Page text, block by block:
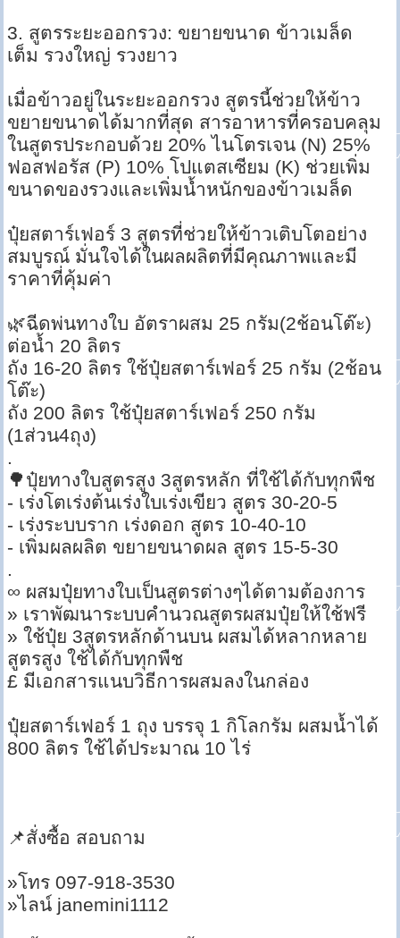
3. สูตรระยะออกรวง: ขยายขนาด ข้าวเมล็ด
เต็ม รวงใหญ่ รวงยาว
เมื่อข้าวอยู่ในระยะออกรวง สูตรนี้ช่วยให้ข้าว
ขยายขนาดได้มากที่สุด สารอาหารที่ครอบคลุม
ในสูตรประกอบด้วย 20% ไนโตรเจน (N) 25%
ฟอสฟอรัส (P) 10% โปแตสเซียม (K) ช่วยเพิ่ม
ขนาดของรวงและเพิ่มน้ำหนักของข้าวเมล็ด
ปุ๋ยสตาร์เฟอร์ 3 สูตรที่ช่วยให้ข้าวเติบโตอย่าง
สมบูรณ์ มั่นใจได้ในผลผลิตที่มีคุณภาพและมี
ราคาที่คุ้มค่า
🌿ฉีดพ่นทางใบ อัตราผสม 25 กรัม(2ช้อนโต๊ะ)
ต่อน้ำ 20 ลิตร
ถัง 16-20 ลิตร ใช้ปุ๋ยสตาร์เฟอร์ 25 กรัม (2ช้อน
โต๊ะ)
ถัง 200 ลิตร ใช้ปุ๋ยสตาร์เฟอร์ 250 กรัม
(1ส่วน4ถุง)
.
🌳ปุ๋ยทางใบสูตรสูง 3สูตรหลัก ที่ใช้ได้กับทุกพืช
- เร่งโตเร่งต้นเร่งใบเร่งเขียว สูตร 30-20-5
- เร่งระบบราก เร่งดอก สูตร 10-40-10
- เพิ่มผลผลิต ขยายขนาดผล สูตร 15-5-30
.
∞ ผสมปุ๋ยทางใบเป็นสูตรต่างๆได้ตามต้องการ
» เราพัฒนาระบบคำนวณสูตรผสมปุ๋ยให้ใช้ฟรี
» ใช้ปุ๋ย 3สูตรหลักด้านบน ผสมได้หลากหลาย
สูตรสูง ใช้ได้กับทุกพืช
£ มีเอกสารแนบวิธีการผสมลงในกล่อง
ปุ๋ยสตาร์เฟอร์ 1 ถุง บรรจุ 1 กิโลกรัม ผสมน้ำได้
800 ลิตร ใช้ได้ประมาณ 10 ไร่
📌สั่งซื้อ สอบถาม
»โทร 097-918-3530
»ไลน์ janemini1112